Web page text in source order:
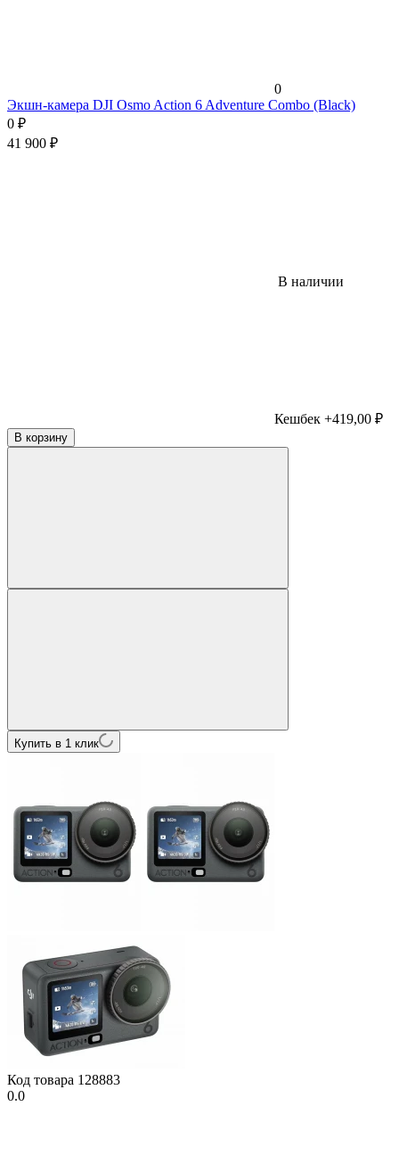
0
Экшн-камера DJI Osmo Action 6 Adventure Combo (Black)
0 ₽
41 900 ₽
В наличии
Кешбек +419,00 ₽
В корзину
Купить в 1 клик
Код товара 128883
0.0